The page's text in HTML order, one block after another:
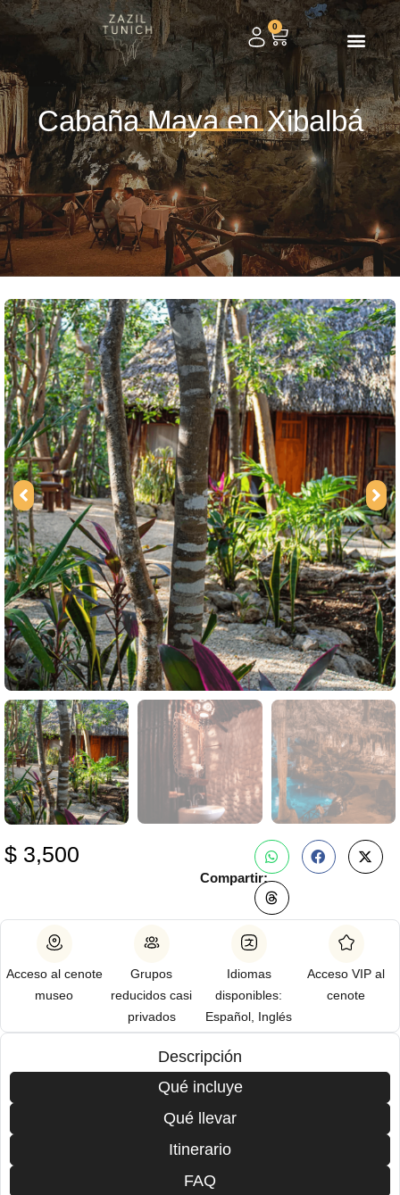
0
Cabaña Maya en Xibalbá
$ 3,500
Compartir:
Acceso al cenote
museo
Grupos
reducidos casi
privados
Idiomas
disponibles:
Español, Inglés
Acceso VIP al
cenote
Descripción
Qué incluye
Qué llevar
Itinerario
FAQ